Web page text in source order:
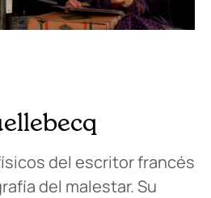
del escritor francés
del malestar. Su